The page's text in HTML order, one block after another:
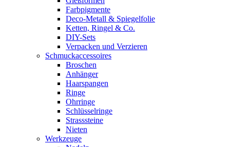
Farbpigmente
Deco-Metall & Spiegelfolie
Ketten, Ringel & Co.
DIY-Sets
Verpacken und Verzieren
Schmuckaccessoires
Broschen
Anhänger
Haarspangen
Ringe
Ohrringe
Schlüsselringe
Strasssteine
Nieten
Werkzeuge